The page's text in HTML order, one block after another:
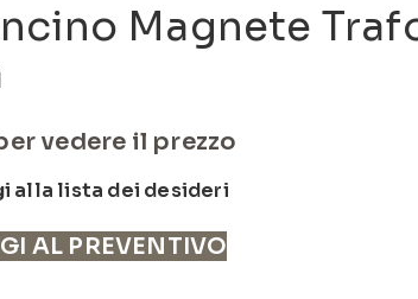
Magnete
vedere il prezzo
alla lista dei desideri
AL PREVENTIVO